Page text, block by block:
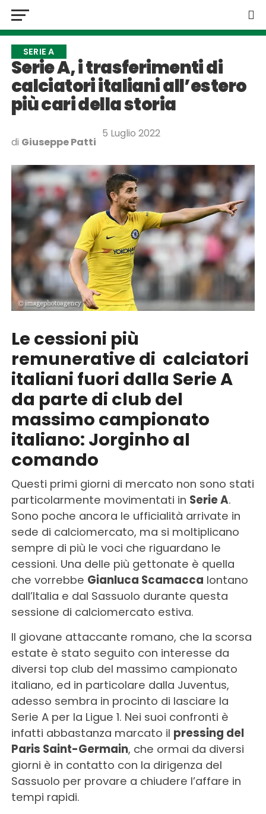
SERIE A
Serie A, i trasferimenti di
calciatori italiani all’estero
più cari della storia
di Giuseppe Patti
5 Luglio 2022
Le cessioni più
remunerative di calciatori
italiani fuori dalla Serie A
da parte di club del
massimo campionato
italiano: Jorginho al
comando
Questi primi giorni di mercato non sono stati
particolarmente movimentati in Serie A.
Sono poche ancora le ufficialità arrivate in
sede di calciomercato, ma si moltiplicano
sempre di più le voci che riguardano le
cessioni. Una delle più gettonate è quella
che vorrebbe Gianluca Scamacca lontano
dall’Italia e dal Sassuolo durante questa
sessione di calciomercato estiva.
Il giovane attaccante romano, che la scorsa
estate è stato seguito con interesse da
diversi top club del massimo campionato
italiano, ed in particolare dalla Juventus,
adesso sembra in procinto di lasciare la
Serie A per la Ligue 1. Nei suoi confronti è
infatti abbastanza marcato il pressing del
Paris Saint-Germain, che ormai da diversi
giorni è in contatto con la dirigenza del
Sassuolo per provare a chiudere l’affare in
tempi rapidi.